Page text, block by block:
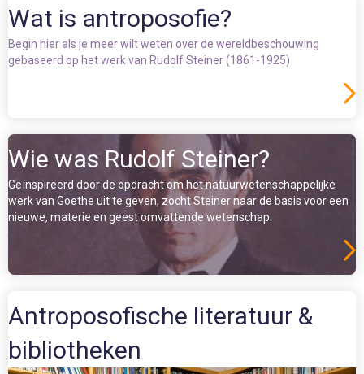
Wat is antroposofie?
Begin hier als je meer wilt weten over de wereldbeschouwing
gebaseerd op het werk van Rudolf Steiner (1861-1925)
Wie was Rudolf Steiner?
Geïnspireerd door de opdracht om het natuurwetenschappelijke
werk van Goethe uit te geven, zocht Steiner naar de basis voor een
nieuwe, materie en geest omvattende wetenschap.
Antroposofische literatuur &
bibliotheken